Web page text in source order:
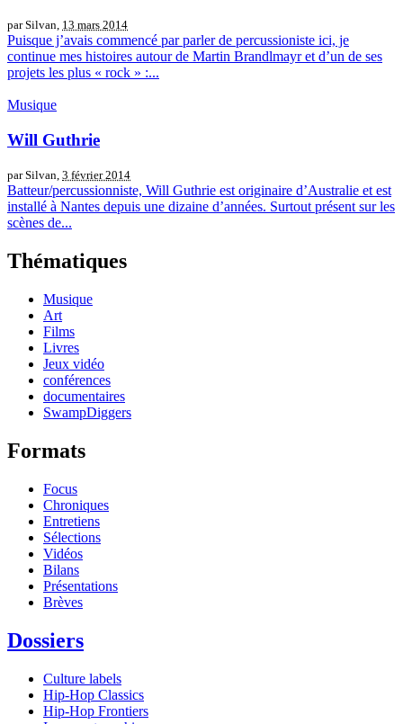
par Silvan, 13 mars 2014
Puisque j’avais commencé par parler de percussioniste ici, je
continue mes histoires autour de Martin Brandlmayr et d’un de ses
projets les plus « rock » :...
Musique
Will Guthrie
par Silvan, 3 février 2014
Batteur/percussionniste, Will Guthrie est originaire d’Australie et est
installé à Nantes depuis une dizaine d’années. Surtout présent sur les
scènes de...
Thématiques
Musique
Art
Films
Livres
Jeux vidéo
conférences
documentaires
SwampDiggers
Formats
Focus
Chroniques
Entretiens
Sélections
Vidéos
Bilans
Présentations
Brèves
Dossiers
Culture labels
Hip-Hop Classics
Hip-Hop Frontiers